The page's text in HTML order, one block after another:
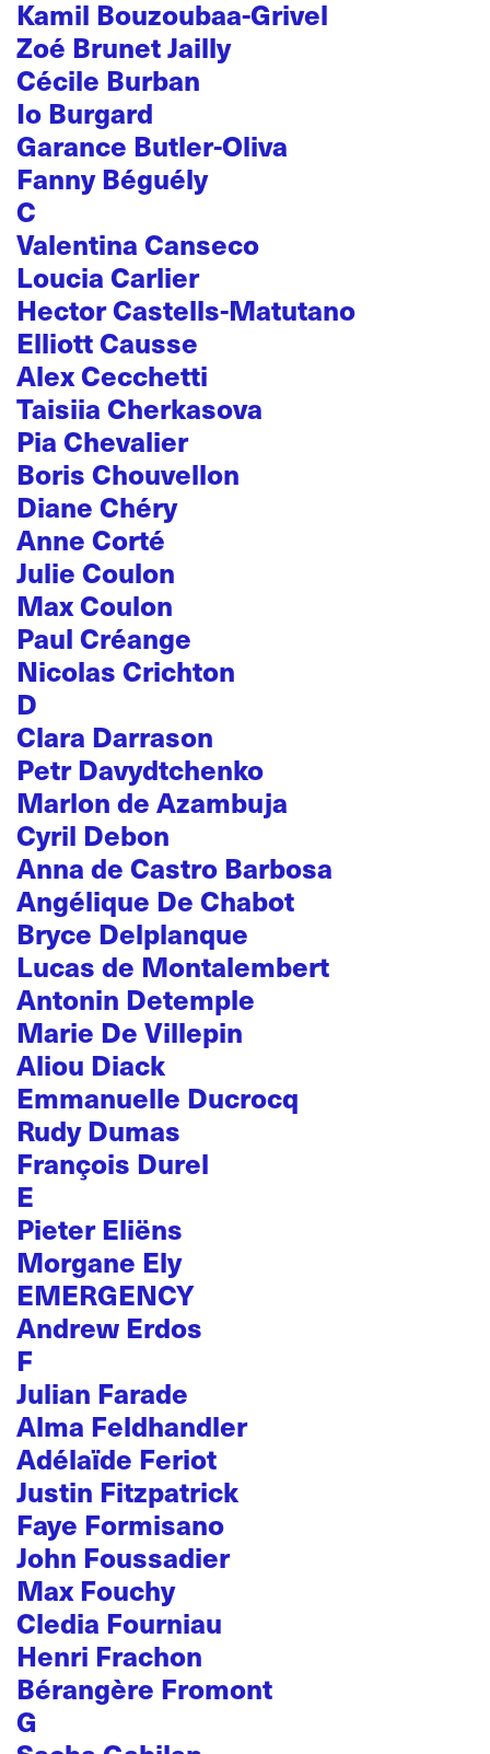
Kamil Bouzoubaa-Grivel
Zoé Brunet Jailly
Cécile Burban
Io Burgard
Garance Butler-Oliva
Fanny Béguély
C
Valentina Canseco
Loucia Carlier
Hector Castells-Matutano
Elliott Causse
Alex Cecchetti
Taisiia Cherkasova
Pia Chevalier
Boris Chouvellon
Diane Chéry
Anne Corté
Julie Coulon
Max Coulon
Paul Créange
Nicolas Crichton
D
Clara Darrason
Petr Davydtchenko
Marlon de Azambuja
Cyril Debon
Anna de Castro Barbosa
Angélique De Chabot
Bryce Delplanque
Lucas de Montalembert
Antonin Detemple
Marie De Villepin
Aliou Diack
Emmanuelle Ducrocq
Rudy Dumas
François Durel
E
Pieter Eliëns
Morgane Ely
EMERGENCY
Andrew Erdos
F
Julian Farade
Alma Feldhandler
Adélaïde Feriot
Justin Fitzpatrick
Faye Formisano
John Foussadier
Max Fouchy
Cledia Fourniau
Henri Frachon
Bérangère Fromont
G